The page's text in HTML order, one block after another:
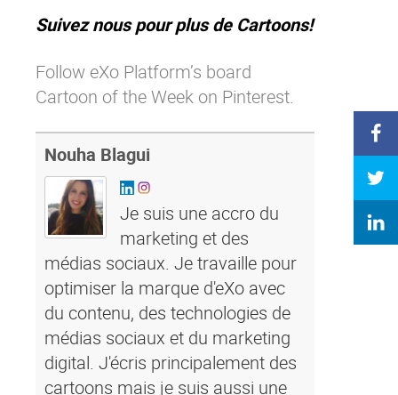
Suivez nous pour plus de Cartoons!
Follow eXo Platform’s board
Cartoon of the Week on Pinterest.
Nouha Blagui
Je suis une accro du
marketing et des
médias sociaux. Je travaille pour
optimiser la marque d'eXo avec
du contenu, des technologies de
médias sociaux et du marketing
digital. J'écris principalement des
cartoons mais je suis aussi une